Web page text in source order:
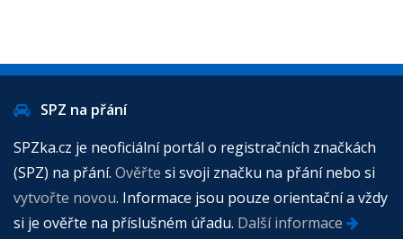
SPZ na přání
SPZka.cz je neoficiální portál o registračních značkách
(SPZ) na přání. Ověřte si svoji značku na přání nebo si
vytvořte novou. Informace jsou pouze orientační a vždy
si je ověřte na příslušném úřadu. Další informace